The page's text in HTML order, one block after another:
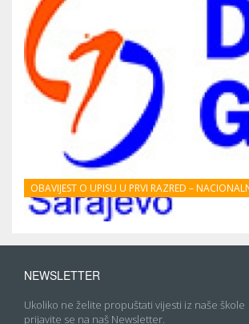
OBAVIJEST O UPISU U PRVI RAZRED –
NEWSLETTER
Ukoliko ne želite propuštati vijesti iz naše škole
prijavite se na naš Newsletter.